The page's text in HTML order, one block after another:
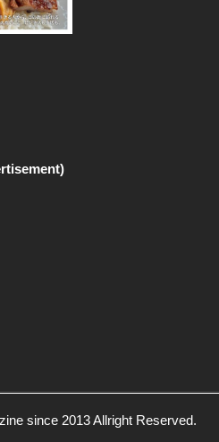
since 2013 Allright Reserved.